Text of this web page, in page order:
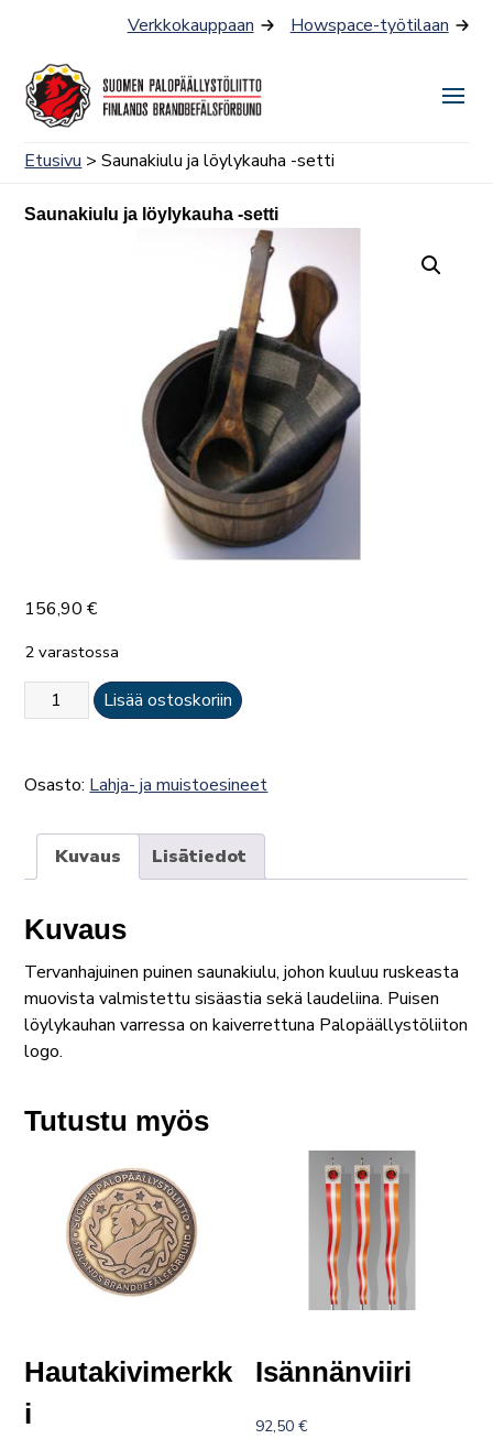
Verkkokauppaan Howspace-työtilaan
Etusivu > Saunakiulu ja löylykauha -setti
Saunakiulu ja löylykauha -setti
156,90€
2 varastossa
Saunakiulu
ja
-
Lisää ostoskoriin
Osasto: Lahja- ja muistoesineet
Kuvaus Lisätiedot
Kuvaus
Tervanhajuinen puinen saunakiulu, johon kuuluu ruskeasta
muovista valmistettu sisäastia sekä laudeliina. Puisen
löylykauhan varressa on kaiverrettuna Palopäällystöliiton
logo.
Tutustu myös
Hautakivimerkk
i
Isännänviiri
92,50€